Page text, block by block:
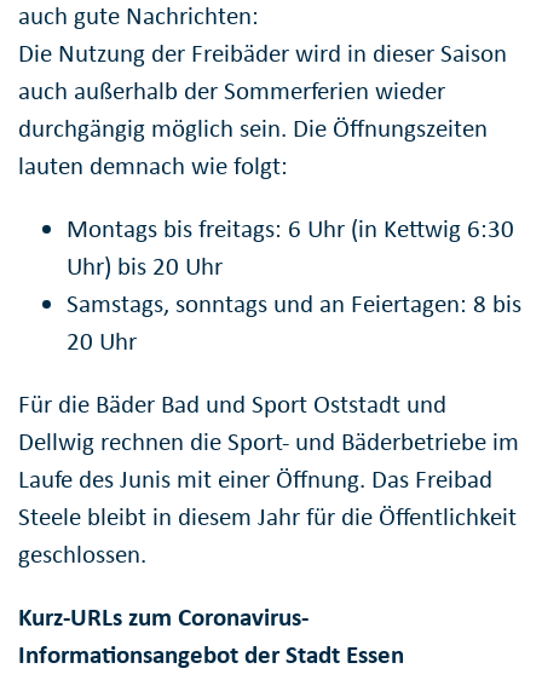
auch gute Nachrichten:
Die Nutzung der Freibäder wird in dieser Saison
auch außerhalb der Sommerferien wieder
durchgängig möglich sein. Die Öffnungszeiten
lauten demnach wie folgt:
Montags bis freitags: 6 Uhr (in Kettwig 6:30
Uhr) bis 20 Uhr
Samstags, sonntags und an Feiertagen: 8 bis
20 Uhr
Für die Bäder Bad und Sport Oststadt und
Dellwig rechnen die Sport- und Bäderbetriebe im
Laufe des Junis mit einer Öffnung. Das Freibad
Steele bleibt in diesem Jahr für die Öffentlichkeit
geschlossen.
Kurz-URLs zum Coronavirus-
Informationsangebot der Stadt Essen